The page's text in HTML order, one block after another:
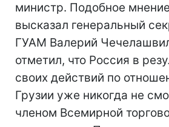
министр. Подобное
высказал генеральный
ГУАМ Валерий
отметил, что Россия в
своих действий по
Грузии уже никогда не
членом Всемирной